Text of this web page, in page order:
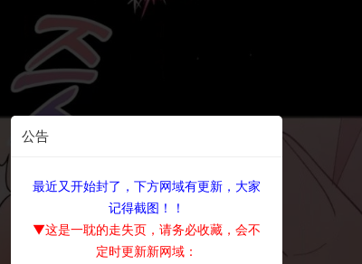
公告
最近又开始封了，下方网域有更新，大家
记得截图！！
▼这是一耽的走失页，请务必收藏，会不
定时更新新网域：